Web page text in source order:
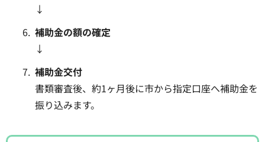
↓
補助金の額の確定
↓
補助金交付
書類審査後、約1ヶ月後に市から指定口座へ補助金を
振り込みます。